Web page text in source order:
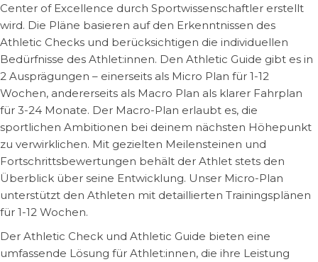
Center of Excellence durch Sportwissenschaftler erstellt
wird. Die Pläne basieren auf den Erkenntnissen des
Athletic Checks und berücksichtigen die individuellen
Bedürfnisse des Athlet:innen. Den Athletic Guide gibt es in
2 Ausprägungen – einerseits als Micro Plan für 1-12
Wochen, andererseits als Macro Plan als klarer Fahrplan
für 3-24 Monate. Der Macro-Plan erlaubt es, die
sportlichen Ambitionen bei deinem nächsten Höhepunkt
zu verwirklichen. Mit gezielten Meilensteinen und
Fortschrittsbewertungen behält der Athlet stets den
Überblick über seine Entwicklung. Unser Micro-Plan
unterstützt den Athleten mit detaillierten Trainingsplänen
für 1-12 Wochen.
Der Athletic Check und Athletic Guide bieten eine
umfassende Lösung für Athlet:innen, die ihre Leistung